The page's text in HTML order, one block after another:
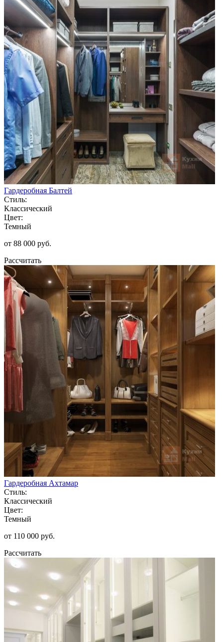
Гардеробная Балтей
Стиль:
Классический
Цвет:
Темный
от 88 000 руб.
Рассчитать
Гардеробная Ахтамар
Стиль:
Классический
Цвет:
Темный
от 110 000 руб.
Рассчитать